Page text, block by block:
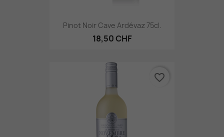
Pinot Noir Cave Ardévaz 75cl.
18,50 CHF
favorite_border